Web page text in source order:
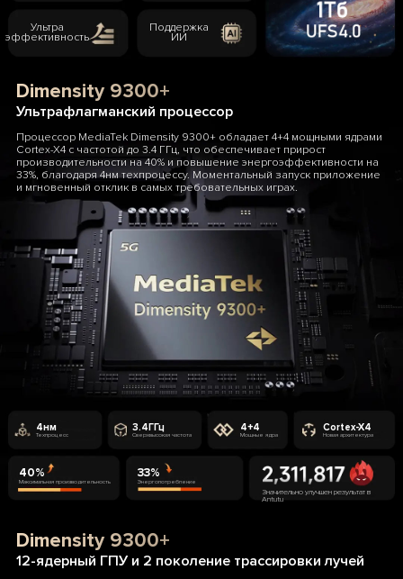
Ультра
эффективность
Поддержка
ИИ
Dimensity 9300+
Ультрафлагманский процессор
Процессор MediaTek Dimensity 9300+ обладает 4+4 мощными ядрами
Cortex-X4 с частотой до 3.4 ГГц, что обеспечивает прирост
производительности на 40% и повышение энергоэффективности на
33%, благодаря 4нм техпроцессу. Моментальный запуск приложение
и мгновенный отклик в самых требовательных играх.
4нм
Техпроцесс
3.4ГГц
Сверхвысокая частота
4+4
Мощные ядра
Cortex-X4
Новая архитектура
40%
Максимальная производительность
33%
Энергопотребление
Значительно улучшен результат в
Antutu
Dimensity 9300+
12-ядерный ГПУ и 2 поколение трассировки лучей